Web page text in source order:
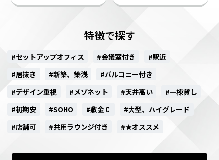
特徴で探す
#セットアップオフィス #会議室付き
#駅近
#居抜き
#新築、築浅
#バルコニー付き
#デザイン重視
#メゾネット #天井高い
#一棟貸し
#初期安
#SOHO #敷金０
#大型、ハイグレード
#店舗可
#共用ラウンジ付き #★オススメ